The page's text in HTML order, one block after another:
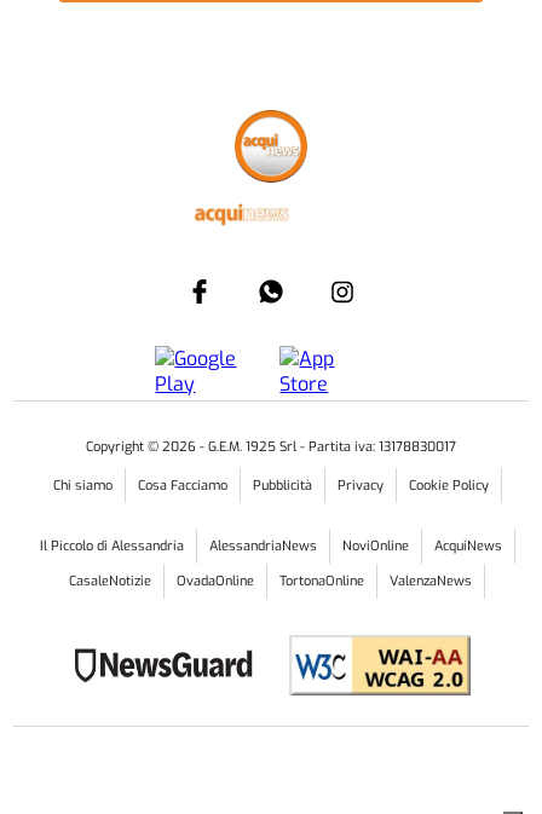
Copyright © 2026 - G.E.M. 1925 Srl - Partita iva: 13178830017
Chi siamo Cosa Facciamo Pubblicità Privacy Cookie Policy
Il Piccolo di Alessandria AlessandriaNews NoviOnline
AcquiNews
CasaleNotizie
OvadaOnline TortonaOnline ValenzaNews